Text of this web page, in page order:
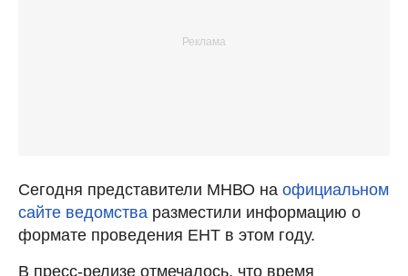
Сегодня представители МНВО на официальном
сайте ведомства разместили информацию о
формате проведения ЕНТ в этом году.
В пресс-релизе отмечалось, что время